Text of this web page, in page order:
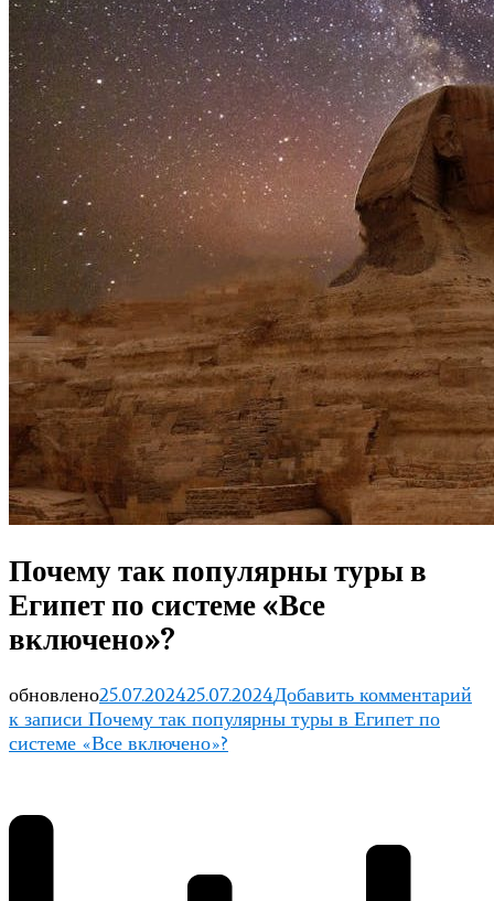
Почему так популярны туры в
Египет по системе «Все
включено»?
обновлено25.07.202425.07.2024Добавить комментарий
к записи Почему так популярны туры в Египет по
системе «Все включено»?